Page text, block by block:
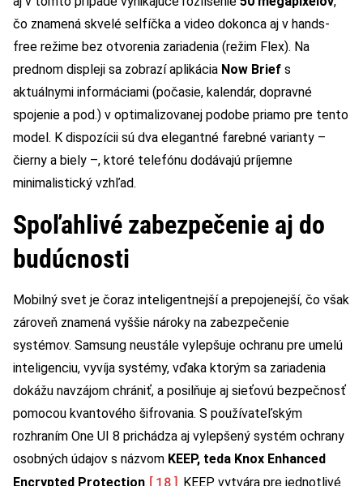
čo znamená skvelé selfíčka a video dokonca aj v hands-
free režime bez otvorenia zariadenia (režim Flex). Na
prednom displeji sa zobrazí aplikácia Now Brief s
aktuálnymi informáciami (počasie, kalendár, dopravné
spojenie a pod.) v optimalizovanej podobe priamo pre tento
model. K dispozícii sú dva elegantné farebné varianty –
čierny a biely –, ktoré telefónu dodávajú príjemne
minimalistický vzhľad.
Spoľahlivé zabezpečenie aj do
budúcnosti
Mobilný svet je čoraz inteligentnejší a prepojenejší, čo však
zároveň znamená vyššie nároky na zabezpečenie
systémov. Samsung neustále vylepšuje ochranu pre umelú
inteligenciu, vyvíja systémy, vďaka ktorým sa zariadenia
dokážu navzájom chrániť, a posilňuje aj sieťovú bezpečnosť
pomocou kvantového šifrovania. S používateľským
rozhraním One UI 8 prichádza aj vylepšený systém ochrany
osobných údajov s názvom KEEP, teda Knox Enhanced
Encrypted Protection. [18] KEEP vytvára pre jednotlivé